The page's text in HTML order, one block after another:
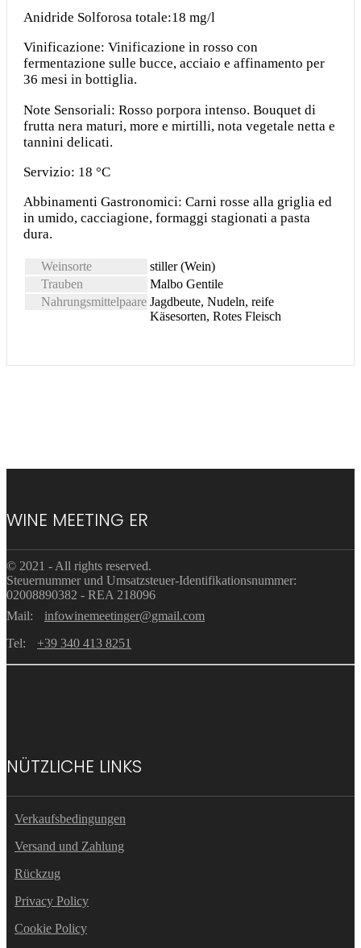
Anidride Solforosa totale:18 mg/l
Vinificazione: Vinificazione in rosso con
fermentazione sulle bucce, acciaio e affinamento per
36 mesi in bottiglia.
Note Sensoriali: Rosso porpora intenso. Bouquet di
frutta nera maturi, more e mirtilli, nota vegetale netta e
tannini delicati.
Servizio: 18 °C
Abbinamenti Gastronomici: Carni rosse alla griglia ed
in umido, cacciagione, formaggi stagionati a pasta
dura.
Weinsorte
stiller (Wein)
Trauben
Malbo Gentile
Nahrungsmittelpaare Jagdbeute, Nudeln, reife
Käsesorten, Rotes Fleisch
WINE MEETING ER
© 2021 - All rights reserved.
Steuernummer und Umsatzsteuer-Identifikationsnummer:
02008890382 - REA 218096
Mail:
infowinemeetinger@gmail.com
Tel:
+39 340 413 8251
NÜTZLICHE LINKS
Verkaufsbedingungen
Versand und Zahlung
Rückzug
Privacy Policy
Cookie Policy